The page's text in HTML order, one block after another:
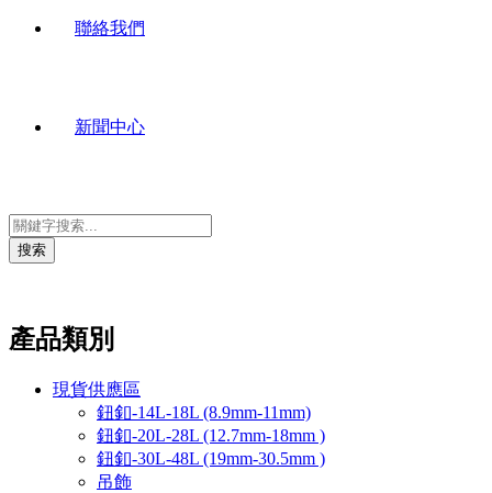
聯絡我們
新聞中心
搜索
產品類別
現貨供應區
鈕釦-14L-18L (8.9mm-11mm)
鈕釦-20L-28L (12.7mm-18mm )
鈕釦-30L-48L (19mm-30.5mm )
吊飾